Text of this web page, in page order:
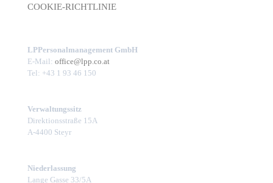
COOKIE-RICHTLINIE
LPPersonalmanagement GmbH
E-Mail: office@lpp.co.at
Tel: +43 1 93 46 150
Verwaltungssitz
Direktionsstraße 15A
A-4400 Steyr
Niederlassung
Lange Gasse 33/5A